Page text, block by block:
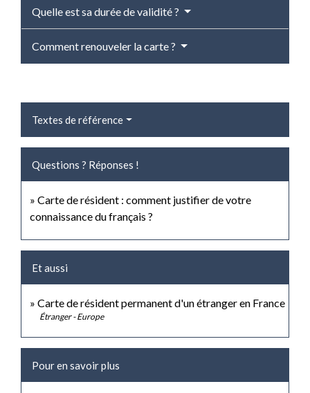
Quelle est sa durée de validité ?
Comment renouveler la carte ?
Textes de référence
Questions ? Réponses !
Carte de résident : comment justifier de votre
connaissance du français ?
Et aussi
Carte de résident permanent d'un étranger en France
Étranger - Europe
Pour en savoir plus